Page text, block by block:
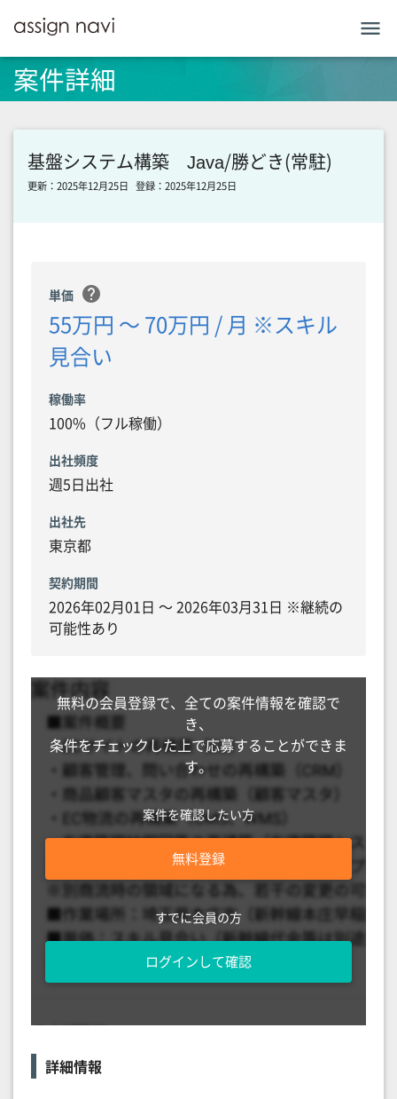
menu
案件詳細
基盤システム構築 Java/勝どき(常駐)
更新：2025年12月25日 登録：2025年12月25日
単価 help
55万円 〜 70万円 / 月 ※スキル
見合い
稼働率
100%（フル稼働）
出社頻度
週5日出社
出社先
東京都
契約期間
2026年02月01日 〜 2026年03月31日 ※継続の
可能性あり
無料の会員登録で、全ての案件情報を確認で
き、
条件をチェックした上で応募することができま
す。
案件を確認したい方
無料登録
すでに会員の方
ログインして確認
詳細情報